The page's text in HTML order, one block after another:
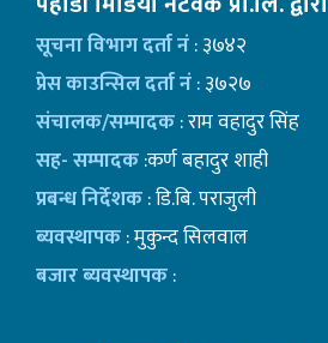
सूचना विभाग दर्ता नं: ३७४२
प्रेस काउन्सिल दर्ता नं: ३७२७
संचालक/सम्पादक: राम वहादुर सिंह
सह- सम्पादक:कर्ण बहादुर शाही
प्रबन्ध निर्देशक: डि.बि. पराजुली
ब्यवस्थापक: मुकुन्द सिलवाल
बजार ब्यवस्थापक: